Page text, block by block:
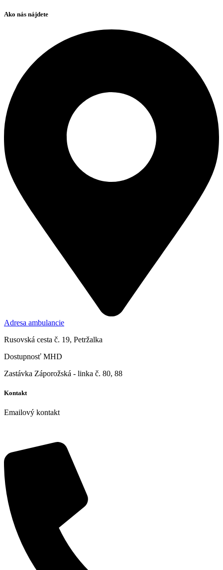
Ako nás nájdete
Adresa ambulancie
Rusovská cesta č. 19, Petržalka
Dostupnosť MHD
Zastávka Záporožská - linka č. 80, 88
Kontakt
Emailový kontakt